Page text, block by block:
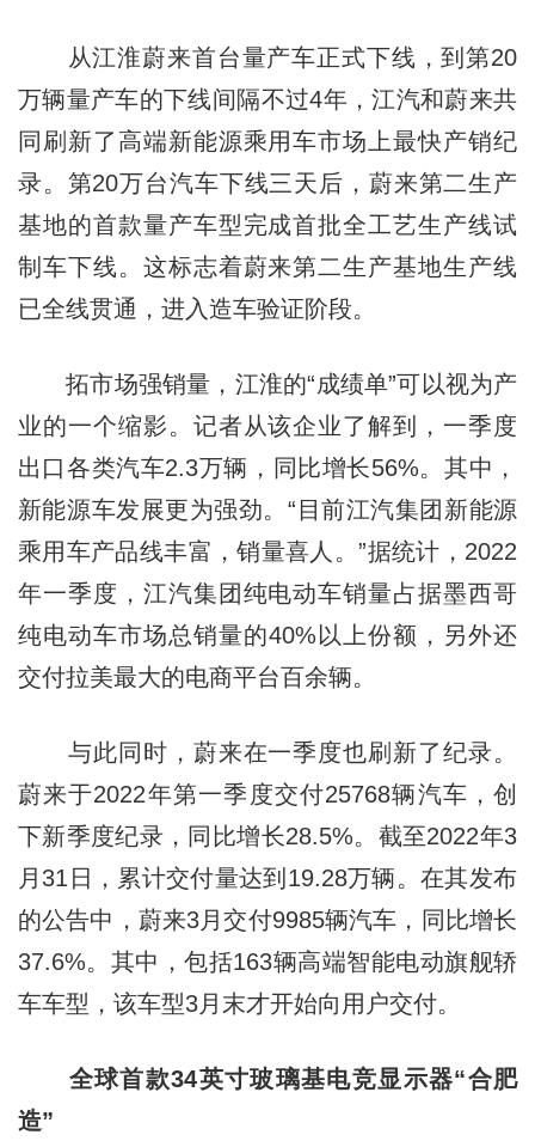
从江淮蔚来首台量产车正式下线，到第20
万辆量产车的下线间隔不过4年，江汽和蔚来共
同刷新了高端新能源乘用车市场上最快产销纪
录。第20万台汽车下线三天后，蔚来第二生产
基地的首款量产车型完成首批全工艺生产线试
制车下线。这标志着蔚来第二生产基地生产线
已全线贯通，进入造车验证阶段。
拓市场强销量，江淮的“成绩单”可以视为产
业的一个缩影。记者从该企业了解到，一季度
出口各类汽车2.3万辆，同比增长56%。其中，
新能源车发展更为强劲。“目前江汽集团新能源
乘用车产品线丰富，销量喜人。”据统计，2022
年一季度，江汽集团纯电动车销量占据墨西哥
纯电动车市场总销量的40%以上份额，另外还
交付拉美最大的电商平台百余辆。
与此同时，蔚来在一季度也刷新了纪录。
蔚来于2022年第一季度交付25768辆汽车，创
下新季度纪录，同比增长28.5%。截至2022年3
月31日，累计交付量达到19.28万辆。在其发布
的公告中，蔚来3月交付9985辆汽车，同比增长
37.6%。其中，包括163辆高端智能电动旗舰轿
车车型，该车型3月末才开始向用户交付。
全球首款34英寸玻璃基电竞显示器“合肥
造”